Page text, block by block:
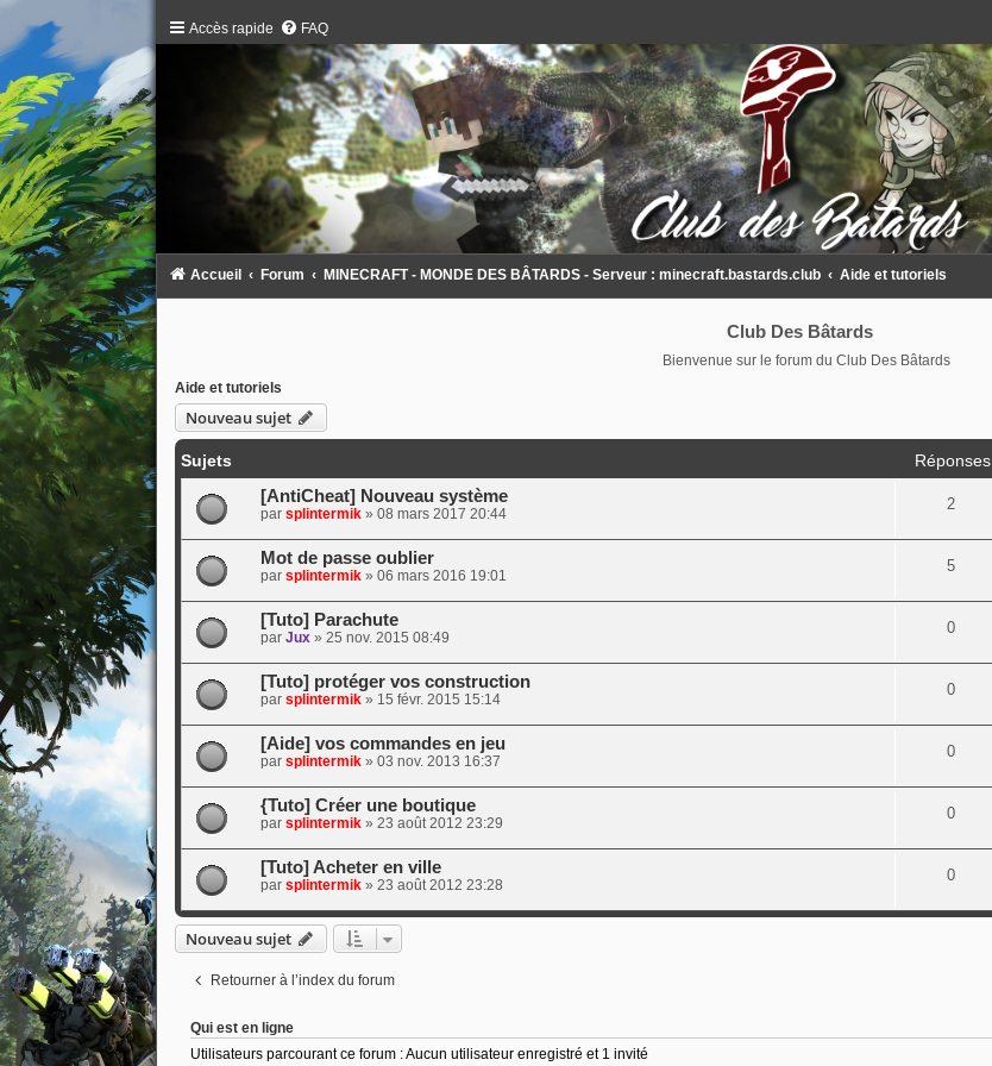
Accès rapide FAQ
Accueil Forum MINECRAFT - MONDE DES BÂTARDS - Serveur : minecraft.bastards.club Aide et tutoriels
Club Des Bâtards
Bienvenue sur le forum du Club Des Bâtards
Aide et tutoriels
Nouveau sujet
Sujets Réponses
[AntiCheat] Nouveau système
par splintermik» 08 mars 2017 20:44
2
Mot de passe oublier
par splintermik» 06 mars 2016 19:01
5
[Tuto] Parachute
par Jux» 25 nov. 2015 08:49
0
[Tuto] protéger vos construction
par splintermik» 15 févr. 2015 15:14
0
[Aide] vos commandes en jeu
par splintermik» 03 nov. 2013 16:37
0
{Tuto] Créer une boutique
par splintermik» 23 août 2012 23:29
0
[Tuto] Acheter en ville
par splintermik» 23 août 2012 23:28
0
Nouveau sujet
Retourner à l’index du forum
Qui est en ligne
Utilisateurs parcourant ce forum : Aucun utilisateur enregistré et 1 invité